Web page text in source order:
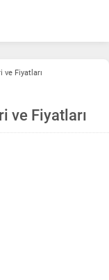
Fiyatları
ve Fiyatları